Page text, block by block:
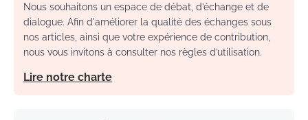
Nous souhaitons un espace de débat, d’échange et de
dialogue. Afin d'améliorer la qualité des échanges sous
nos articles, ainsi que votre expérience de contribution,
nous vous invitons à consulter nos règles d’utilisation.
Lire notre charte